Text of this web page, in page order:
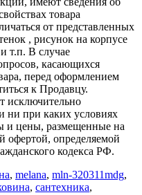
товара
от представленных
, рисунок на корпусе
т.п. В случае
касающихся
перед оформлением
к Продавцу.
исключительно
ни при каких условиях
и цены, размещенные на
офертой, определяемой
кодекса РФ.
, melana, mln-320311mdg,
, сантехника,